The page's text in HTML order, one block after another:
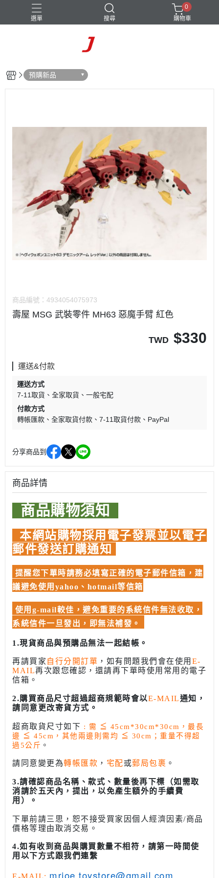
選單 搜尋
0
購物車
預購新品
商品編號： 4934054075973
壽屋 MSG 武裝零件 MH63 惡魔手臂 紅色
TWD $330
運送&付款
運送方式
7-11取貨
全家取貨
一般宅配
付款方式
轉帳匯款
全家取貨付款 7-11取貨付款 PayPal
分享商品到
商品詳情
商品購物須知
本網站購物採用電子發票並以電子
郵件發送訂購通知
提醒您下單時請務必填寫正確的電子郵件信箱，建
議避免使用yahoo、hotmail等信箱
使用g-mail較佳，避免重要的系統信件無法收取，
系統信件一旦發出，即無法補發。
1.現貨商品與預購品無法一起結帳。
再請買家 自行分開訂單 ，如有問題我們會在使用 E-
MAIL再次跟您確認，還請再下單時使用常用的電子
信箱。
2.購買商品尺寸超過超商規範時會以E-MAIL通知，
請同意更改寄貨方式。
超商取貨尺寸如下 : 需 ≦ 45cm*30cm*30cm，最長
邊 ≦ 45cm，其他兩邊則需均 ≦ 30cm；重量不得超
過5公斤 。
請同意變更為轉帳匯款 ， 宅配或郵局包裹 。
3.請確認商品名稱、款式、數量後再下標（如需取
消請於五天內，提出，以免產生額外的手續費
用）。
下單前請三思，恕不接受買家因個人經濟因素/商品
價格等理由取消交易。
4.如有收到商品與購買數量不相符，請第一時間使
用以下方式跟我們連繫
E-MAIL: mrjoe.toystore@gmail.com